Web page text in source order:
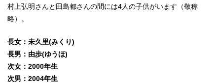
村上弘明さんと田島都さんの間には4人の子供がいます（敬称
略）。
長女：未久里(みくり)
長男：由歩(ゆうほ)
次女：2000年生
次男：2004年生